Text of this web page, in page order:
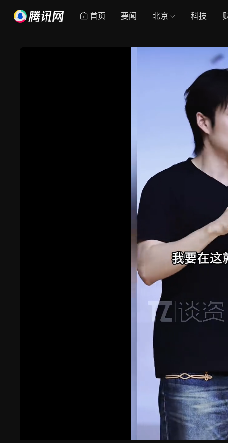
首页 要闻 北京 科技